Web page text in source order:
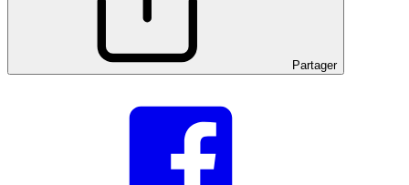
Partager